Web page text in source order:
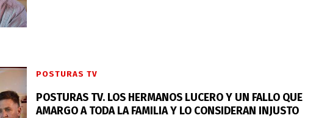
POSTURAS TV. LOS HERMANOS LUCERO Y UN FALLO QUE
AMARGO A TODA LA FAMILIA Y LO CONSIDERAN INJUSTO
POSTURAS TV